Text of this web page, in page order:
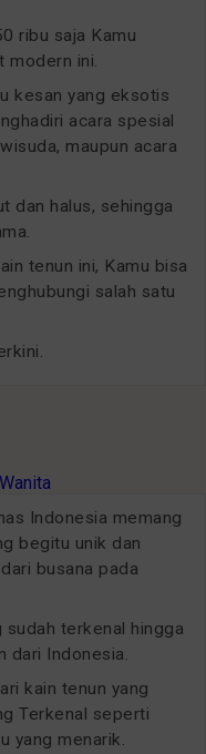
ribu saja Kamu
modern ini.
kesan yang eksotis
acara spesial
maupun acara
dan halus, sehingga
tenun ini, Kamu bisa
salah satu
Indonesia memang
begitu unik dan
busana pada
sudah terkenal hingga
dari Indonesia.
kain tenun yang
Terkenal seperti
yang menarik.